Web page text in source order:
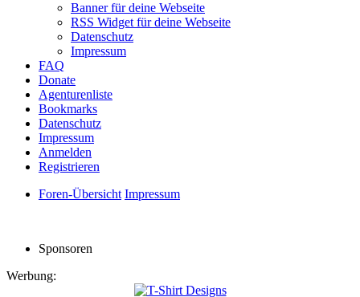
Banner für deine Webseite
RSS Widget für deine Webseite
Datenschutz
Impressum
FAQ
Donate
Agenturenliste
Bookmarks
Datenschutz
Impressum
Anmelden
Registrieren
Foren-Übersicht Impressum
Sponsoren
Werbung: